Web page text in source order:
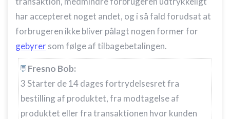
har accepteret noget andet, og i så fald forudsat at
forbrugeren ikke bliver pålagt nogen former for
gebyrersom følge af tilbagebetalingen.
Fresno Bob:
3 Starter de 14 dages fortrydelsesret fra
bestilling af produktet, fra modtagelse af
produktet eller fra transaktionen hvor kunden